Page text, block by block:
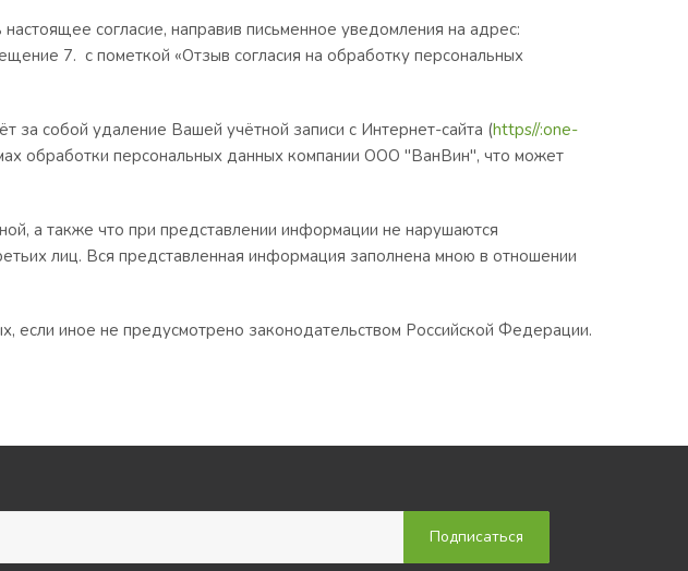
согласие, направив письменное уведомления на адрес:
7. с пометкой «Отзыв согласия на обработку персональных
за собой удаление Вашей учётной записи с Интернет-сайта (https//:one-
обработки персональных данных компании ООО "ВанВин", что может
а также что при представлении информации не нарушаются
лиц. Вся представленная информация заполнена мною в отношении
если иное не предусмотрено законодательством Российской Федерации.